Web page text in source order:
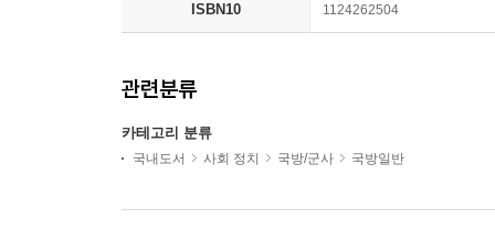
ISBN10 1124262504
관련분류
카테고리 분류
국내도서 사회 정치 국방/군사 국방일반